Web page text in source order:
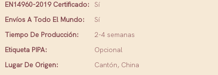
EN14960-2019 Certificado:
Sí
Envíos A Todo El Mundo:
Sí
Tiempo De Producción:
2-4 semanas
Etiqueta PIPA:
Opcional
Lugar De Origen:
Cantón, China